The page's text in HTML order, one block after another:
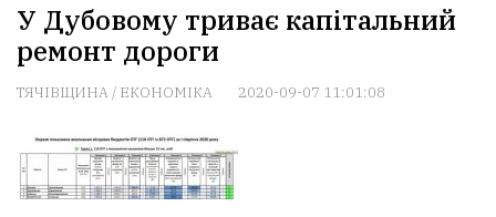
У Дубовому триває капітальний
ремонт дороги
ТЯЧІВЩИНА/ ЕКОНОМІКА 2020-09-07 11:01:08